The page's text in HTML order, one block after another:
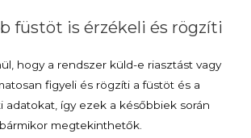
füstöt is érzékeli és rögzíti
hogy a rendszer küld-e riasztást vagy
figyeli és rögzíti a füstöt és a
adatokat, így ezek a későbbiek során
bármikor megtekinthetők.